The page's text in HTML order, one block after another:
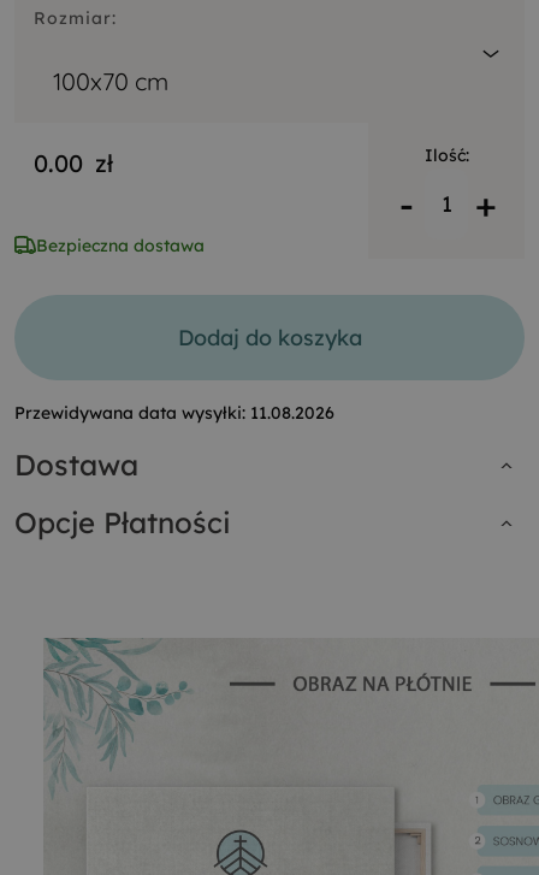
Rozmiar:
100x70 cm
0.00 zł
Bezpieczna dostawa
Ilość:
- +
Dodaj do koszyka
Przewidywana data wysyłki: 11.08.2026
Dostawa
Opcje Płatności